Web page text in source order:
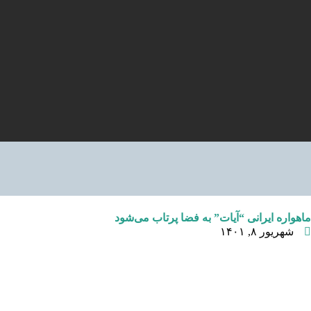
ماهواره ایرانی “آیات” به فضا پرتاب می‌شود
شهریور ۸, ۱۴۰۱